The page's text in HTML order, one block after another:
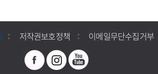
저작권보호정책 이메일무단수집거부